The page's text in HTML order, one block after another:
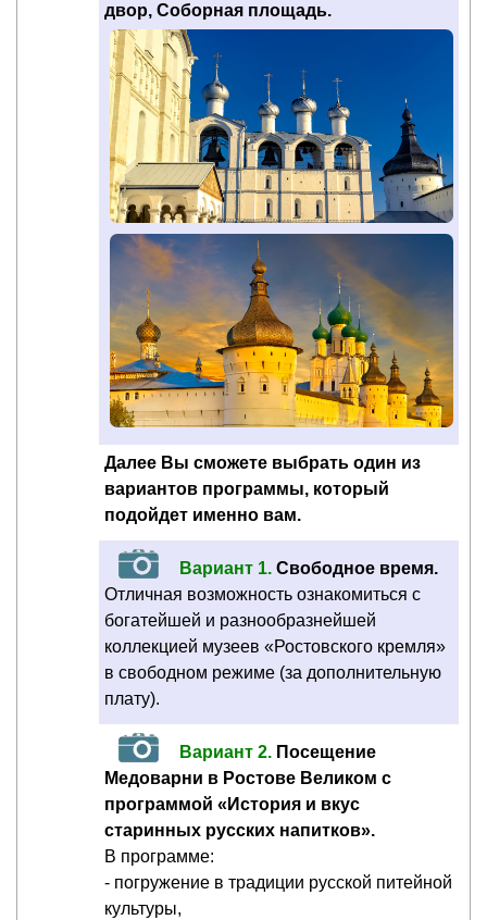
двор, Соборная площадь.
Далее Вы сможете выбрать один из
вариантов программы, который
подойдет именно вам.
Вариант 1. Свободное время.
Отличная возможность ознакомиться с
богатейшей и разнообразнейшей
коллекцией музеев «Ростовского кремля»
в свободном режиме (за дополнительную
плату).
Вариант 2. Посещение
Медоварни в Ростове Великом с
программой «История и вкус
старинных русских напитков».
В программе:
- погружение в традиции русской питейной
культуры,